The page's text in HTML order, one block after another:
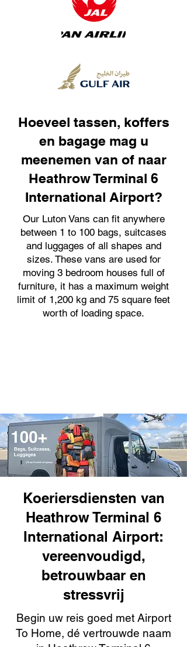
Hoeveel tassen, koffers
en bagage mag u
meenemen van of naar
Heathrow Terminal 6
International Airport?
Our Luton Vans can fit anywhere
between 1 to 100 bags, suitcases
and luggages of all shapes and
sizes. These vans are used for
moving 3 bedroom houses full of
furniture, it has a maximum weight
limit of 1,200 kg and 75 square feet
worth of loading space.
Koeriersdiensten van
Heathrow Terminal 6
International Airport:
vereenvoudigd,
betrouwbaar en
stressvrij
Begin uw reis goed met Airport
To Home, dé vertrouwde naam